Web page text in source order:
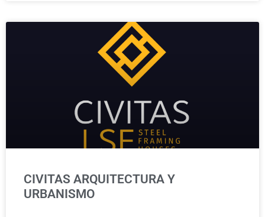
CIVITAS ARQUITECTURA Y
URBANISMO